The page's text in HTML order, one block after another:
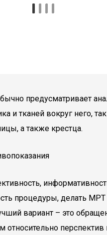
предусматривает
и тканей вокруг него,
а также крестца.
процедуры, делать
вариант – это
относительно